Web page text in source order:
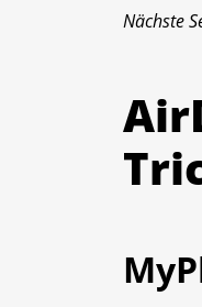
Nächste